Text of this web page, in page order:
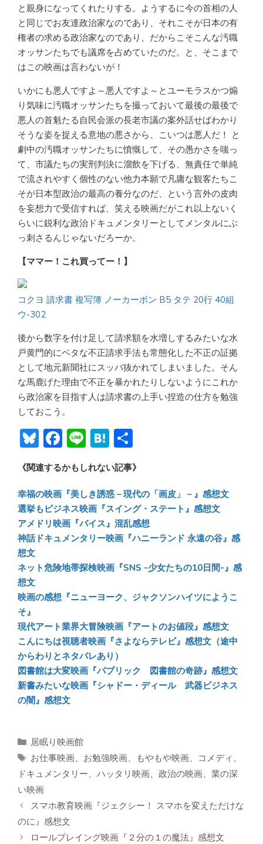
と親身になってくれたりする。ようするに今の首相の人
と同じでお友達政治家なのであり、それこそが日本の有
権者の求める政治家なのであり、だからこそこんな汚職
オッサンたちでも議席を占めていたのだ。と、そこまで
はこの映画は言わないが！
いかにも悪人ですよ～悪人ですよ～とユーモラスかつ煽
り気味に汚職オッサンたちを撮っておいて最後の最後で
悪人の首魁たる自民会派の長老市議の案外話せばわかり
そうな姿を捉える意地の悪さから、こいつは悪人だ！ と
劇中の汚職オッサンたちに憤慨して、その愚かさを嗤っ
て、市議たちの実刑判決に溜飲を下げる、無責任で単純
で流されやすく個性のない他力本願で凡庸な観客たちこ
そが日本型政治の最高の養分なのだ、という言外の皮肉
を妄想力で受信すれば、笑える映画だがこれ以上ないく
らいに鋭利な政治ドキュメンタリーとしてメンタルにぶ
っ刺さるんじゃないだろーか。
【ママー！これ買ってー！】
コクヨ 請求書 複写簿 ノーカーボン B5 タテ 20行 40組
ウ-302
後から数字を付け足して請求額を水増しするみたいな水
戸黄門的にベタな不正請求手法も常態化した不正の証拠
として地元新聞社にスッパ抜かれてしまいました。そん
な馬鹿げた理由で不正を暴かれたりしないようにこれか
ら政治家を目指す人は請求書の上手い捏造の仕方を勉強
しておこう。
Bl
u
e
sk
y
F
ac
e
b
o
ok
Li
n
e
H
at
e
n
a
有
《関連するかもしれない記事》
幸福の映画『美しき誘惑－現代の「画皮」－』感想文
選挙もビジネス映画『スイング・ステート』感想文
アメドリ映画『バイス』混乱感想
神話ドキュメンタリー映画『ハニーランド 永遠の谷』感
想文
ネット危険地帯探検映画『SNS -少女たちの10日間-』感
想文
映画の感想『ニューヨーク、ジャクソンハイツにようこ
そ』
現代アート業界大冒険映画『アートのお値段』感想文
こんにちは視聴者映画『さよならテレビ』感想文（途中
からわりとネタバレあり）
図書館は大変映画『パブリック 図書館の奇跡』感想文
新書みたいな映画『シャドー・ディール 武器ビジネス
の闇』感想文
カ
テ
ゴ
リ
ー
居眠り映画館
タ
グ
お仕事映画、 お勉強映画、 もやもや映画、 コメディ 、
ドキュメンタリー、 ハッタリ映画、 政治の映画、 業の深
い映画
スマホ教育映画『ジェクシー！ スマホを変えただけな
のに』感想文
ロールプレイング映画『２分の１の魔法』感想文